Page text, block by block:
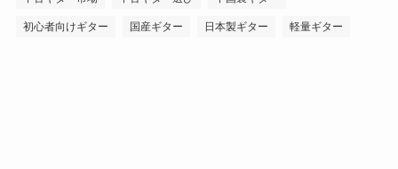
初心者向けギター 国産ギター 日本製ギター 軽量ギター